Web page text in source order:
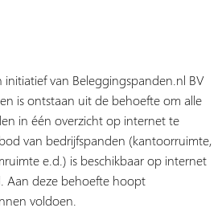
initiatief van Beleggingspanden.nl BV
is ontstaan uit de behoefte om alle
in één overzicht op internet te
van bedrijfspanden (kantoorruimte,
e.d.) is beschikbaar op internet
Aan deze behoefte hoopt
voldoen.